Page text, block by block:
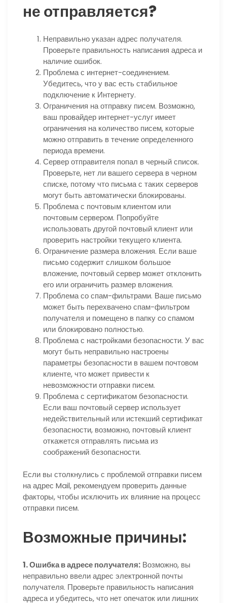
не отправляется?
Неправильно указан адрес получателя.
Проверьте правильность написания адреса и
наличие ошибок.
Проблема с интернет-соединением.
Убедитесь, что у вас есть стабильное
подключение к Интернету.
Ограничения на отправку писем. Возможно,
ваш провайдер интернет-услуг имеет
ограничения на количество писем, которые
можно отправить в течение определенного
периода времени.
Сервер отправителя попал в черный список.
Проверьте, нет ли вашего сервера в черном
списке, потому что письма с таких серверов
могут быть автоматически блокированы.
Проблема с почтовым клиентом или
почтовым сервером. Попробуйте
использовать другой почтовый клиент или
проверить настройки текущего клиента.
Ограничение размера вложения. Если ваше
письмо содержит слишком большое
вложение, почтовый сервер может отклонить
его или ограничить размер вложения.
Проблема со спам-фильтрами. Ваше письмо
может быть перехвачено спам-фильтром
получателя и помещено в папку со спамом
или блокировано полностью.
Проблема с настройками безопасности. У вас
могут быть неправильно настроены
параметры безопасности в вашем почтовом
клиенте, что может привести к
невозможности отправки писем.
Проблема с сертификатом безопасности.
Если ваш почтовый сервер использует
недействительный или истекший сертификат
безопасности, возможно, почтовый клиент
откажется отправлять письма из
соображений безопасности.
Если вы столкнулись с проблемой отправки писем
на адрес Mail, рекомендуем проверить данные
факторы, чтобы исключить их влияние на процесс
отправки писем.
Возможные причины:
1. Ошибка в адресе получателя: Возможно, вы
неправильно ввели адрес электронной почты
получателя. Проверьте правильность написания
адреса и убедитесь, что нет опечаток или лишних